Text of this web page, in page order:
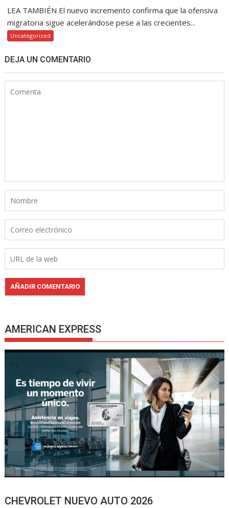
LEA TAMBIÉN El nuevo incremento confirma que la ofensiva
migratoria sigue acelerándose pese a las crecientes...
Uncategorized
DEJA UN COMENTARIO
AMERICAN EXPRESS
CHEVROLET NUEVO AUTO 2026